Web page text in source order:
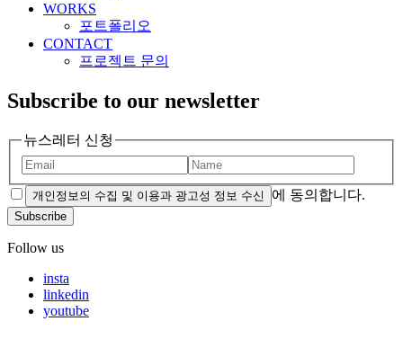
WORKS
포트폴리오
CONTACT
프로젝트 문의
Subscribe to our newsletter
뉴스레터 신청
개인정보의 수집 및 이용과 광고성 정보 수신 에 동의합니다.
Subscribe
Follow us
insta
linkedin
youtube